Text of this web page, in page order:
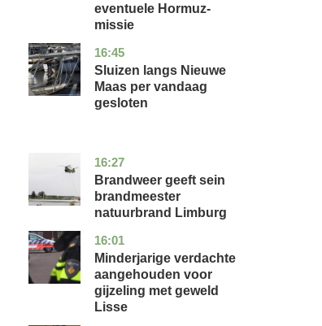
eventuele Hormuz-
missie
16:45
zuid-
holland
nieuws
Sluizen langs Nieuwe
Maas per vandaag
gesloten
16:27
limburg
nieuws
Brandweer geeft sein
brandmeester
natuurbrand Limburg
16:01
zuid-
holland
nieuws
Minderjarige verdachte
aangehouden voor
gijzeling met geweld
Lisse